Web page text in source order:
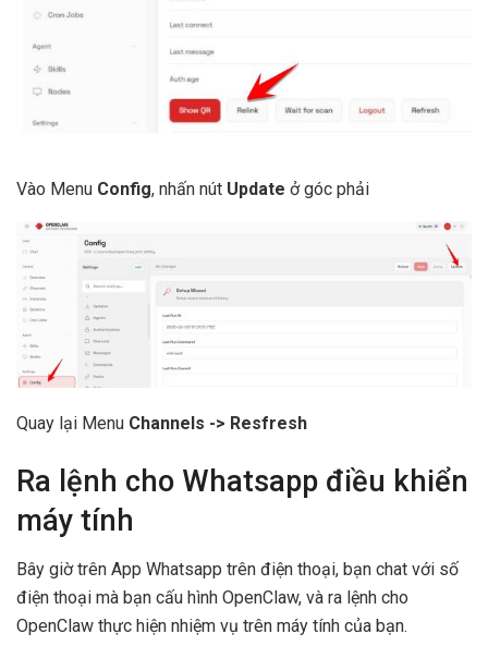
Vào Menu Config, nhấn nút Update ở góc phải
Quay lại Menu Channels -> Resfresh
Ra lệnh cho Whatsapp điều khiển
máy tính
Bây giờ trên App Whatsapp trên điện thoại, bạn chat với số
điện thoại mà bạn cấu hình OpenClaw, và ra lệnh cho
OpenClaw thực hiện nhiệm vụ trên máy tính của bạn.